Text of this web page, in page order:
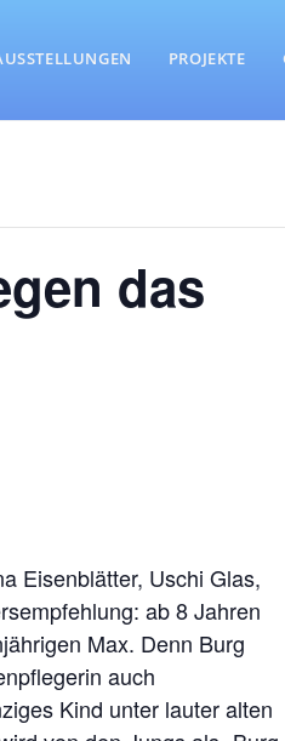
PROJEKTE
das
Eisenblätter, Uschi Glas,
ab 8 Jahren
Max. Denn Burg
auch
Kind unter lauter alten